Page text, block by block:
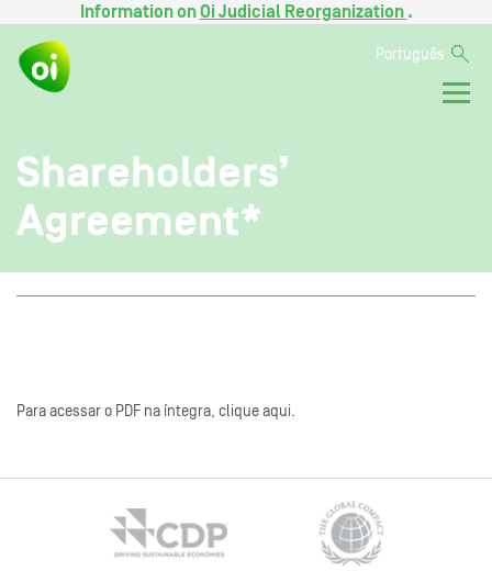
Information onOi Judicial Reorganization .
Português
Shareholders’
Agreement*
Para acessar o PDF na íntegra, clique aqui.